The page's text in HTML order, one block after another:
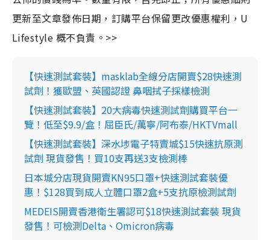
更新至文章發佈日期，訂購平台保留更改優惠權利，U
Lifestyle 概不負責。>>
【快速測試套裝】masklab全線分店開賣$28快速測
試劑！獲歐盟、英國認證 鼻咽拭子採樣檢測
【快速測試套裝】20大病毒快速測試劑購買平台一
覽！低至$9.9/盒！屈臣氏/萬寧/阿布泰/HKTVmall
【快速測試套裝】深水埗電子特賣城$15快速抗原測
試劑 現貨發售！買10支再送3支檢測棒
日本城分店現貨開賣KN95口罩+快速測試套裝優
惠！$128買到成人立體口罩2盒+5支抗原檢測試劑
MEDEIS開賣香港衛生署認可$18快速測試套裝 現貨
發售！可檢測Delta、Omicron病毒